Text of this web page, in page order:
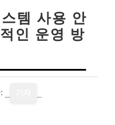
템 사용 안
인 운영 방